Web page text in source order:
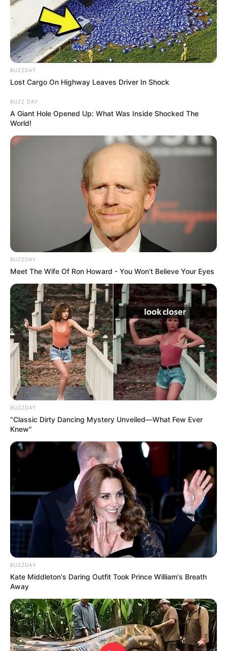
ΣΠΑΜΕ ΤΟ ΜΑΤΡΙΞ – ΤΟ ΒΙΒΛΙΟ
ΔΗΜΟΦΙΛΗ ΑΡΘΡΑ
BUZZDAY
Lost Cargo On Highway Leaves Driver In Shock
BUZZ DAY
A Giant Hole Opened Up: What Was Inside Shocked The
World!
BUZZDAY
Meet The Wife Of Ron Howard - You Won't Believe Your Eyes
BUZZDAY
“Classic Dirty Dancing Mystery Unveiled—What Few Ever
Knew"
BUZZDAY
Kate Middleton's Daring Outfit Took Prince William's Breath
Away